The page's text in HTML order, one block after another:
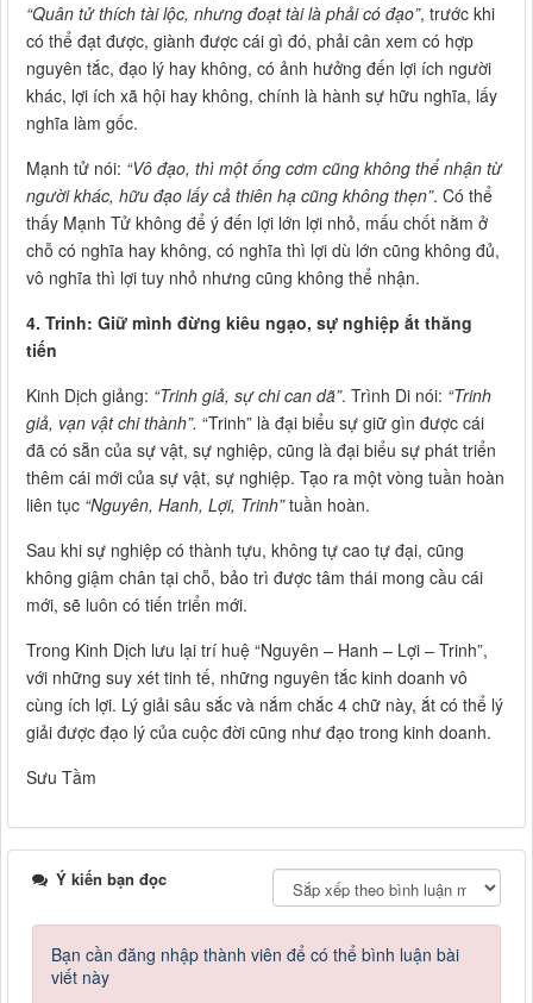
“Quân tử thích tài lộc, nhưng đoạt tài là phải có đạo”, trước khi
có thể đạt được, giành được cái gì đó, phải cân xem có hợp
nguyên tắc, đạo lý hay không, có ảnh hưởng đến lợi ích người
khác, lợi ích xã hội hay không, chính là hành sự hữu nghĩa, lấy
nghĩa làm gốc.
Mạnh tử nói: “Vô đạo, thì một ống cơm cũng không thể nhận từ
người khác, hữu đạo lấy cả thiên hạ cũng không thẹn”. Có thể
thấy Mạnh Tử không để ý đến lợi lớn lợi nhỏ, mấu chốt nằm ở
chỗ có nghĩa hay không, có nghĩa thì lợi dù lớn cũng không đủ,
vô nghĩa thì lợi tuy nhỏ nhưng cũng không thể nhận.
4. Trinh: Giữ mình đừng kiêu ngạo, sự nghiệp ắt thăng
tiến
Kinh Dịch giảng: “Trinh giả, sự chi can dã”. Trình Di nói: “Trinh
giả, vạn vật chi thành”. “Trinh” là đại biểu sự giữ gìn được cái
đã có sẵn của sự vật, sự nghiệp, cũng là đại biểu sự phát triển
thêm cái mới của sự vật, sự nghiệp. Tạo ra một vòng tuần hoàn
liên tục “Nguyên, Hanh, Lợi, Trinh”tuần hoàn.
Sau khi sự nghiệp có thành tựu, không tự cao tự đại, cũng
không giậm chân tại chỗ, bảo trì được tâm thái mong cầu cái
mới, sẽ luôn có tiến triển mới.
Trong Kinh Dịch lưu lại trí huệ “Nguyên – Hanh – Lợi – Trinh”,
với những suy xét tinh tế, những nguyên tắc kinh doanh vô
cùng ích lợi. Lý giải sâu sắc và nắm chắc 4 chữ này, ắt có thể lý
giải được đạo lý của cuộc đời cũng như đạo trong kinh doanh.
Sưu Tầm
Ý kiến bạn đọc
Bạn cần đăng nhập thành viên để có thể bình luận bài
viết này